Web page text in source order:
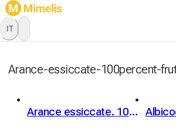
IT
Arance-essiccate-100percent-
Arance essiccate. 100% frutta